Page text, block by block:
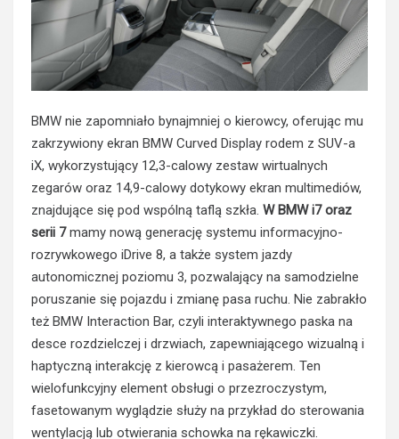
BMW nie zapomniało bynajmniej o kierowcy, oferując mu
zakrzywiony ekran BMW Curved Display rodem z SUV-a
iX, wykorzystujący 12,3-calowy zestaw wirtualnych
zegarów oraz 14,9-calowy dotykowy ekran multimediów,
znajdujące się pod wspólną taflą szkła. W BMW i7 oraz
serii 7mamy nową generację systemu informacyjno-
rozrywkowego iDrive 8, a także system jazdy
autonomicznej poziomu 3, pozwalający na samodzielne
poruszanie się pojazdu i zmianę pasa ruchu. Nie zabrakło
też BMW Interaction Bar, czyli interaktywnego paska na
desce rozdzielczej i drzwiach, zapewniającego wizualną i
haptyczną interakcję z kierowcą i pasażerem. Ten
wielofunkcyjny element obsługi o przezroczystym,
fasetowanym wyglądzie służy na przykład do sterowania
wentylacją lub otwierania schowka na rękawiczki.